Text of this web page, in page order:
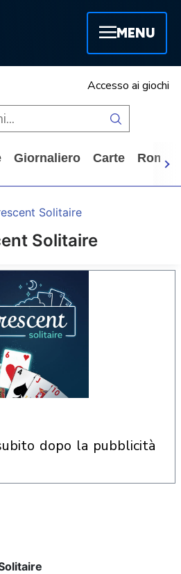
MENU
Accesso ai giochi
Giornaliero Carte
Solitaire
Solitaire
dopo la pubblicità